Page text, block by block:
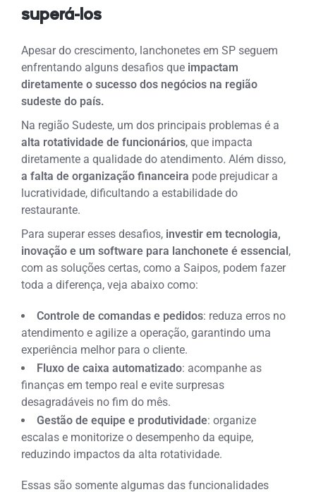
superá-los
Apesar do crescimento, lanchonetes em SP seguem
enfrentando alguns desafios que impactam
diretamente o sucesso dos negócios na região
sudeste do país.
Na região Sudeste, um dos principais problemas é a
alta rotatividade de funcionários, que impacta
diretamente a qualidade do atendimento. Além disso,
a falta de organização financeira pode prejudicar a
lucratividade, dificultando a estabilidade do
restaurante.
Para superar esses desafios, investir em tecnologia,
inovação e um software para lanchonete é essencial,
com as soluções certas, como a Saipos, podem fazer
toda a diferença, veja abaixo como:
Controle de comandas e pedidos: reduza erros no
atendimento e agilize a operação, garantindo uma
experiência melhor para o cliente.
Fluxo de caixa automatizado: acompanhe as
finanças em tempo real e evite surpresas
desagradáveis no fim do mês.
Gestão de equipe e produtividade: organize
escalas e monitorize o desempenho da equipe,
reduzindo impactos da alta rotatividade.
Essas são somente algumas das funcionalidades